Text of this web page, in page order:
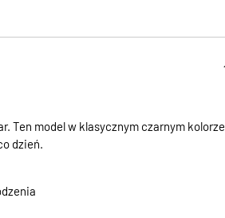
Ten model w klasycznym czarnym kolorze
dzień.